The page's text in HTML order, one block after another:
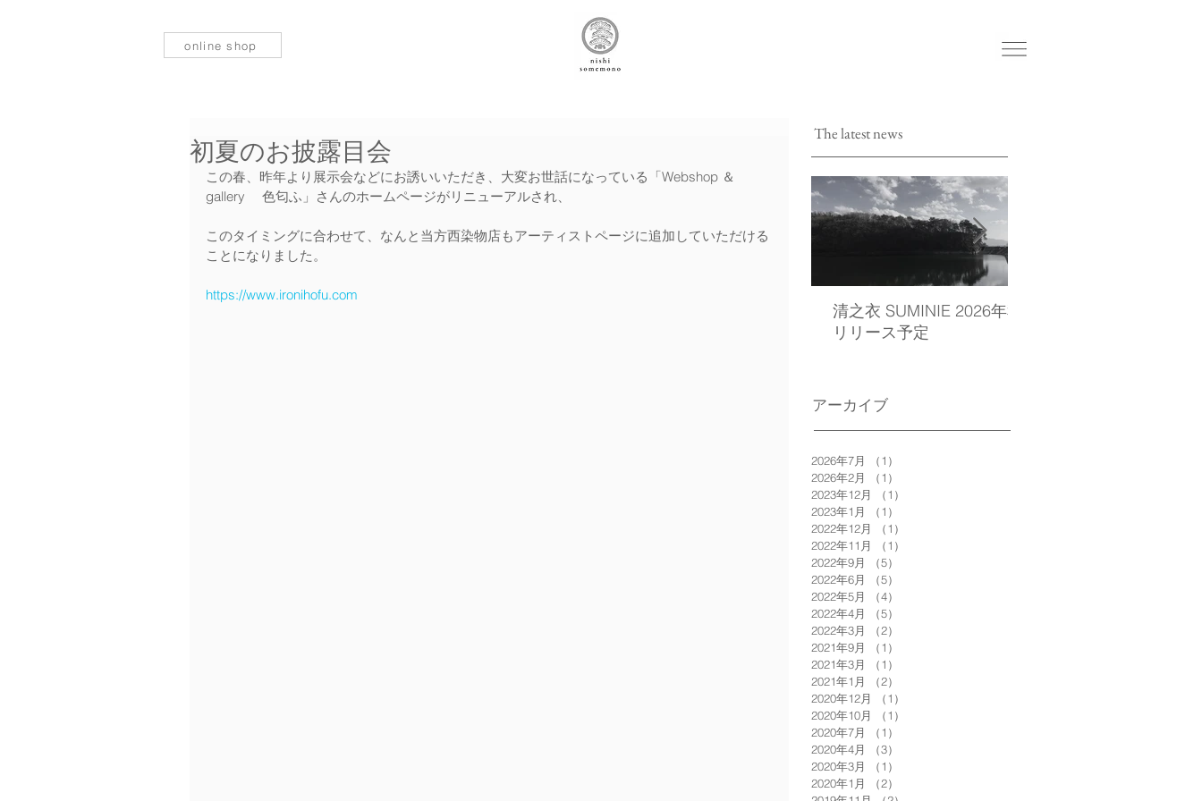
online shop
初夏のお披露目会
この春、昨年より展示会などにお誘いいただき、大変お世話になっている「Webshop ＆
gallery 　色匂ふ」さんのホームページがリニューアルされ、
このタイミングに合わせて、なんと当方西染物店もアーティストページに追加していただける
ことになりました。
https://www.ironihofu.com
The latest news
清之衣 SUMINIE 2026年秋
リリース予定
アーカイブ
2026年7月 （1）
2026年2月
（1）
2023年12月
（1）
2023年1月
（1）
2022年12月
（1）
2022年11月
（1）
2022年9月
（5）
2022年6月
（5）
2022年5月
（4）
2022年4月
（5）
2022年3月
（2）
2021年9月
（1）
2021年3月
（1）
2021年1月
（2）
2020年12月
（1）
2020年10月
（1）
2020年7月
（1）
2020年4月
（3）
2020年3月
（1）
2020年1月
（2）